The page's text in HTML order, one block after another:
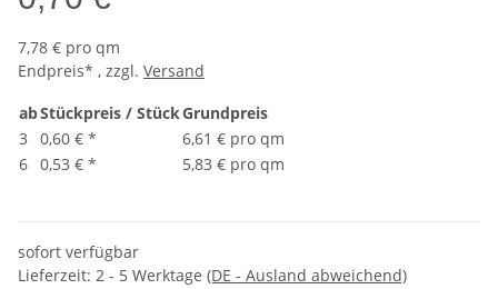
7,78 € pro qm
Endpreis* , zzgl. Versand
abStückpreis / StückGrundpreis
3
0,60 € *
6,61 € pro qm
6 0,53 € * 5,83 € pro qm
sofort verfügbar
Lieferzeit: 2 - 5 Werktage (DE - Ausland abweichend)